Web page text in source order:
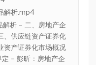
解析.mp4
解析 – 二、房地产企
、供应链资产证券化
资产证券化市场概况
– 彭昕：房地产企